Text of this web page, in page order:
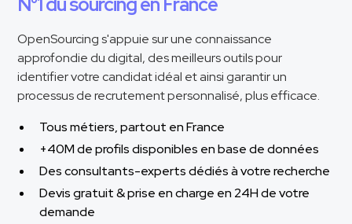
OpenSourcing s'appuie sur une connaissance
approfondie du digital, des meilleurs outils pour
identifier votre candidat idéal et ainsi garantir un
processus de recrutement personnalisé, plus efficace.
Tous métiers, partout en France
+40M de profils disponibles en base de données
Des consultants-experts dédiés à votre recherche
Devis gratuit & prise en charge en 24H de votre
demande